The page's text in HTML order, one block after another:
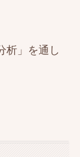
析」を通し